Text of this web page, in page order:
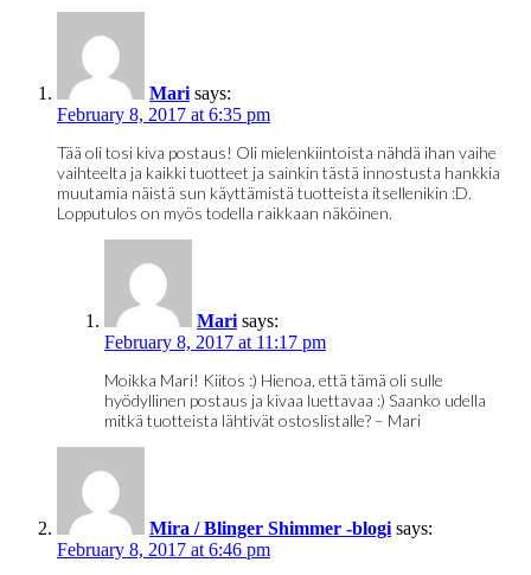
Mari says:
February 8, 2017 at 6:35 pm
Tää oli tosi kiva postaus! Oli mielenkiintoista nähdä ihan vaihe
vaihteelta ja kaikki tuotteet ja sainkin tästä innostusta hankkia
muutamia näistä sun käyttämistä tuotteista itsellenikin :D.
Lopputulos on myös todella raikkaan näköinen.
Mari says:
February 8, 2017 at 11:17 pm
Moikka Mari! Kiitos :) Hienoa, että tämä oli sulle
hyödyllinen postaus ja kivaa luettavaa :) Saanko udella
mitkä tuotteista lähtivät ostoslistalle? – Mari
Mira / Blinger Shimmer -blogi says:
February 8, 2017 at 6:46 pm